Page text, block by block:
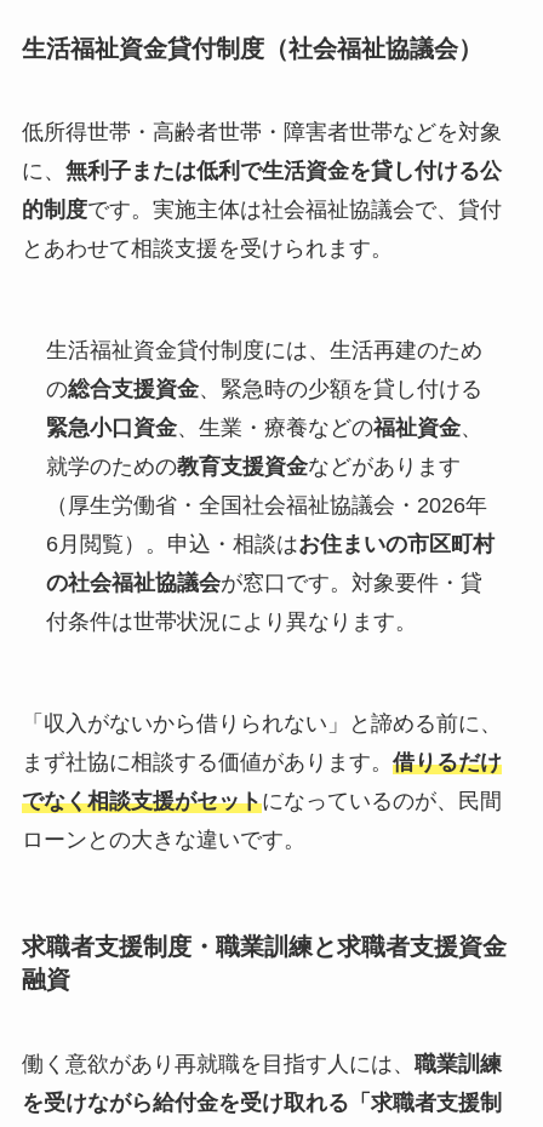
生活福祉資金貸付制度（社会福祉協議会）
低所得世帯・高齢者世帯・障害者世帯などを対象
に、 無利子または低利で生活資金を貸し付ける公
的制度です。実施主体は社会福祉協議会で、貸付
とあわせて相談支援を受けられます。
生活福祉資金貸付制度には、生活再建のため
の総合支援資金、緊急時の少額を貸し付ける
緊急小口資金、生業・療養などの福祉資金、
就学のための教育支援資金などがあります
（厚生労働省・全国社会福祉協議会・2026年
6月閲覧）。申込・相談はお住まいの市区町村
の社会福祉協議会が窓口です。対象要件・貸
付条件は世帯状況により異なります。
「収入がないから借りられない」と諦める前に、
まず社協に相談する価値があります。 借りるだけ
でなく相談支援がセットになっているのが、民間
ローンとの大きな違いです。
求職者支援制度・職業訓練と求職者支援資金
融資
働く意欲があり再就職を目指す人には、 職業訓練
を受けながら給付金を受け取れる「求職者支援制